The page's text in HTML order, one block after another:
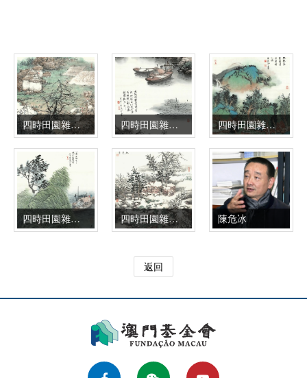
四時田園雜興-秋日六（獲稻畢工隨曬穀）2024年 68×46cm 四時田園雜興-秋日九（租船滿載嘗開倉）2024年 68×46cm 四時田園雜興-冬日九（廛居何似山居樂）2024年 68×46cm
四時田園雜興-秋日十一（西風吹上四腮鱸）2024年 68×46cm 四時田園雜興-冬日七（撥雪挑來踏地菘）2024年 68×46cm 陳危冰
返回